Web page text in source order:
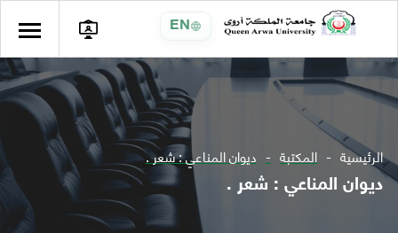
EN
الرئيسية المكتبة ديوان المناعي : شعر .
ديوان المناعي : شعر .